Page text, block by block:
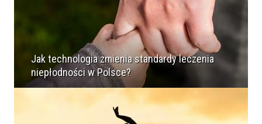
Jak technologia zmienia standardy leczenia
niepłodności w Polsce?